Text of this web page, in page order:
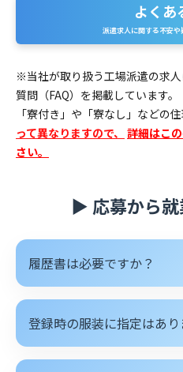
よくあ
派遣求人に関する不安や
※当社が取り扱う工場派遣の求
質問（FAQ）を掲載しています。
「寮付き」や「寮なし」などの
って異なりますので、 詳細はこ
さい。
▶ 応募から
履歴書は必要ですか？
登録時の服装に指定はあり